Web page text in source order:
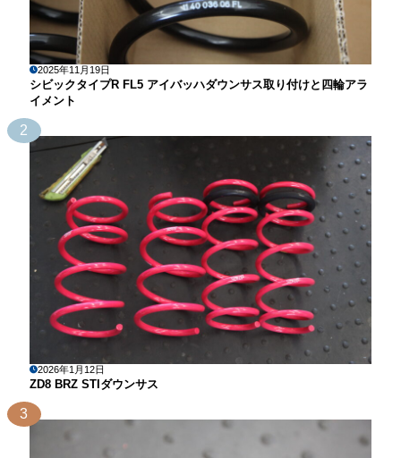
2025年11月19日
シビックタイプR FL5 アイバッハダウンサス取り付けと四輪アラ
イメント
2
2026年1月12日
ZD8 BRZ STIダウンサス
3